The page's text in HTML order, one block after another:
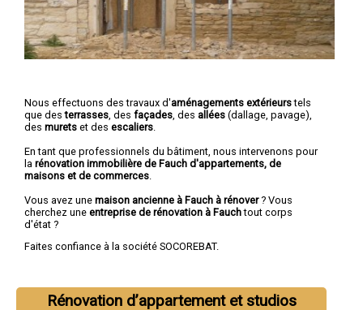
Nous effectuons des travaux d'aménagements extérieurstels
que desterrasses , des façades , des allées (dallage, pavage),
des murets et des escaliers
En tant que professionnels du bâtiment, nous intervenons pour
la rénovation immobilière de Fauch d'appartements, de
maisons et de commerces
Vous avez une maison ancienne à Fauch à rénover? Vous
cherchez une entreprise de rénovation à Fauchtout corps
d'état ?
Faites confiance à la société SOCOREBAT.
Rénovation d’appartement et studios